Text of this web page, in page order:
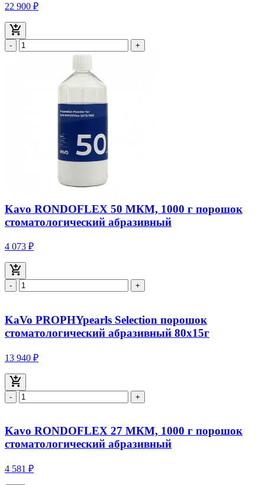
22 900 ₽
- +
Kavo RONDOFLEX 50 МКМ, 1000 г порошок
стоматологический абразивный
4 073 ₽
- +
KaVo PROPHYpearls Selection порошок
стоматологический абразивный 80x15г
13 940 ₽
- +
Kavo RONDOFLEX 27 МКМ, 1000 г порошок
стоматологический абразивный
4 581 ₽